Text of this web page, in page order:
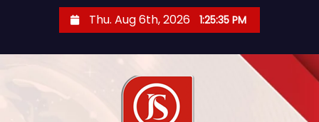
Thu. Aug 6th, 2026 1:25:37 PM